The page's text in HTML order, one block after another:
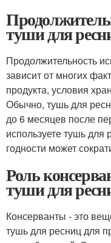
туши для
Продолжительность
зависит от многих
продукта, условия
Обычно, тушь для
до 6 месяцев после
используете тушь для
годности может
Роль
туши для
Консерванты - это
тушь для ресниц для